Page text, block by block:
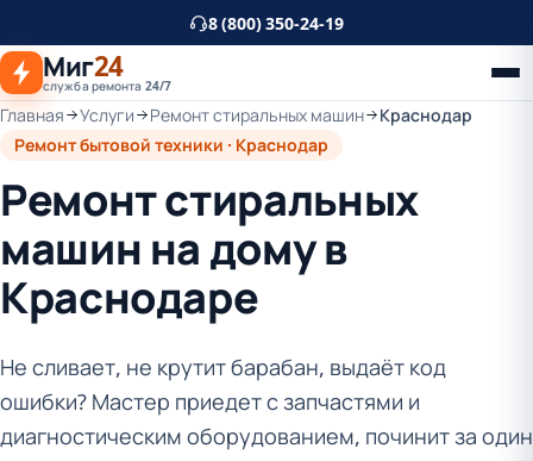
основному
контенту
8 (800) 350-24-19
Миг24
служба ремонта 24/7
Главная Услуги Ремонт стиральных машин
Краснодар
Ремонт бытовой техники · Краснодар
Ремонт стиральных
машин на дому в
Краснодаре
Не сливает, не крутит барабан, выдаёт код
ошибки? Мастер приедет с запчастями и
диагностическим оборудованием, починит за один